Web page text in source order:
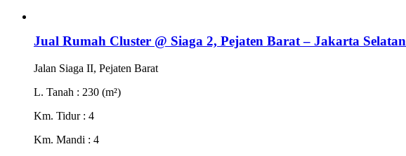
Jual Rumah Cluster @ Siaga 2, Pejaten Barat – Jakarta Selatan
Jalan Siaga II, Pejaten Barat
L. Tanah : 230 (m²)
Km. Tidur : 4
Km. Mandi : 4